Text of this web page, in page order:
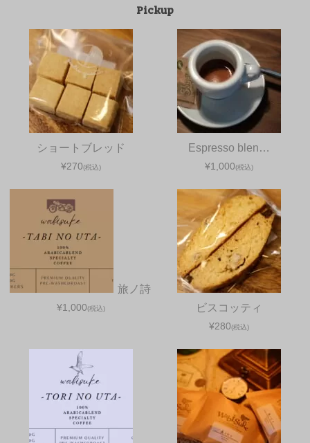
Pickup
ショートブレッド
¥270(税込)
Espresso blen…
¥1,000(税込)
旅ノ詩
¥1,000(税込) ビスコッティ
¥280(税込)